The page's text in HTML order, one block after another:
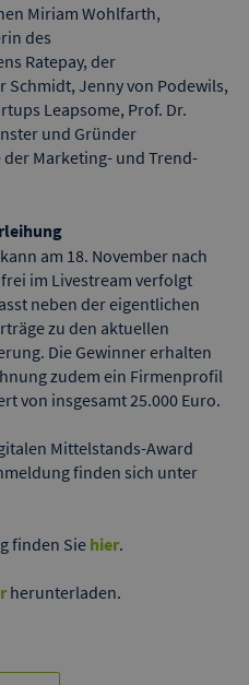
Miriam Wohlfarth,
des
Ratepay, der
Jenny von Podewils,
Leapsome, Prof. Dr.
und Gründer
der Marketing- und Trend-
am 18. November nach
im Livestream verfolgt
neben der eigentlichen
zu den aktuellen
Die Gewinner erhalten
zudem ein Firmenprofil
von insgesamt 25.000 Euro.
Mittelstands-Award
finden sich unter
finden Sie hier.
herunterladen.